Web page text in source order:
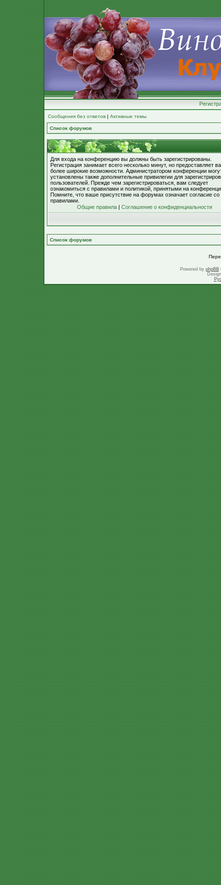
Сообщения без ответов | Активные темы
Список форумов
Для входа на конференцию вы должны быть зарегистрированы.
Регистрация занимает всего несколько минут, но предоставляет
более широкие возможности. Администратором конференции
установлены также дополнительные привилегии для
пользователей. Прежде чем зарегистрироваться, вам следует
ознакомиться с правилами и политикой, принятыми на
Помните, что ваше присутствие на форумах означает согласие со
правилами.
Общие правила | Соглашение о конфиденциальности
Список форумов
Powered by phpBB